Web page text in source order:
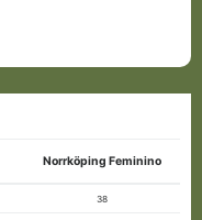
Norrköping Feminino
38